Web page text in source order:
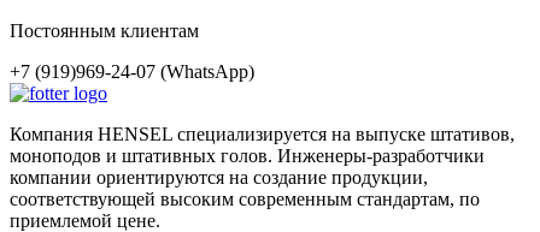
Постоянным клиентам
+7 (919)969-24-07 (WhatsApp)
Компания HENSEL специализируется на выпуске штативов,
моноподов и штативных голов. Инженеры-разработчики
компании ориентируются на создание продукции,
соответствующей высоким современным стандартам, по
приемлемой цене.